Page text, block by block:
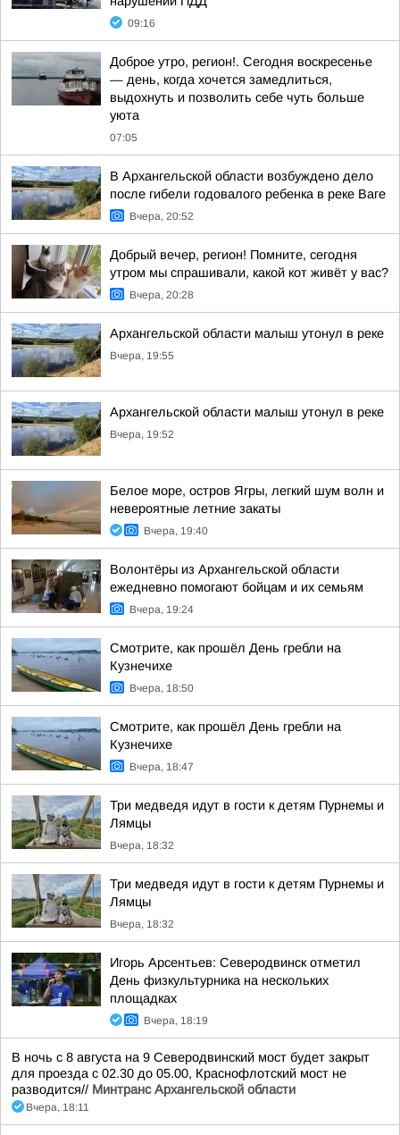
09:16
Доброе утро, регион!. Сегодня воскресенье
— день, когда хочется замедлиться,
выдохнуть и позволить себе чуть больше
уюта
07:05
В Архангельской области возбуждено дело
после гибели годовалого ребенка в реке Ваге
Вчера, 20:52
Добрый вечер, регион! Помните, сегодня
утром мы спрашивали, какой кот живёт у вас?
Вчера, 20:28
Архангельской области малыш утонул в реке
Вчера, 19:55
Архангельской области малыш утонул в реке
Вчера, 19:52
Белое море, остров Ягры, легкий шум волн и
невероятные летние закаты
Вчера, 19:40
Волонтёры из Архангельской области
ежедневно помогают бойцам и их семьям
Вчера, 19:24
Смотрите, как прошёл День гребли на
Кузнечихе
Вчера, 18:50
Смотрите, как прошёл День гребли на
Кузнечихе
Вчера, 18:47
Три медведя идут в гости к детям Пурнемы и
Лямцы
Вчера, 18:32
Три медведя идут в гости к детям Пурнемы и
Лямцы
Вчера, 18:32
Игорь Арсентьев: Северодвинск отметил
День физкультурника на нескольких
площадках
Вчера, 18:19
В ночь с 8 августа на 9 Северодвинский мост будет закрыт
для проезда с 02.30 до 05.00, Краснофлотский мост не
разводится// Минтранс Архангельской области
Вчера, 18:11